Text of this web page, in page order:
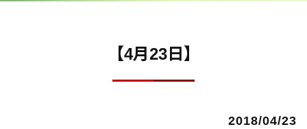
【4月23日】
2018/04/23